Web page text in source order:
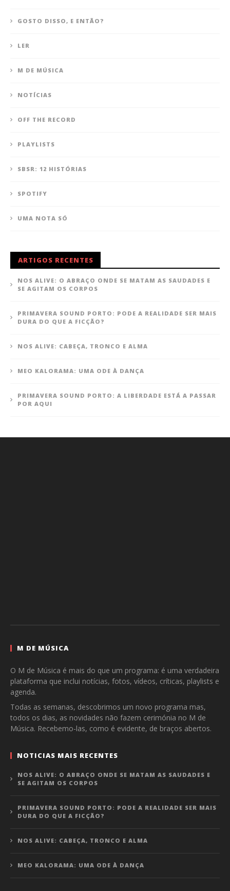
GOSTO DISSO, E ENTÃO?
LER
M DE MÚSICA
NOTÍCIAS
OFF THE RECORD
PLAYLISTS
SBSR: 12 HISTÓRIAS
SPOTIFY
UMA NOTA SÓ
ARTIGOS RECENTES
NOS ALIVE: O ABRAÇO ONDE SE MATAM AS SAUDADES E
SE AGITAM OS CORPOS
PRIMAVERA SOUND PORTO: PODE A REALIDADE SER MAIS
DURA DO QUE A FICÇÃO?
NOS ALIVE: CABEÇA, TRONCO E ALMA
MEO KALORAMA: UMA ODE À DANÇA
PRIMAVERA SOUND PORTO: A LIBERDADE ESTÁ A PASSAR
POR AQUI
M DE MÚSICA
O M de Música é mais do que um programa: é uma verdadeira
plataforma que inclui notícias, fotos, vídeos, críticas, playlists e
agenda.
Todas as semanas, descobrimos um novo programa mas,
todos os dias, as novidades não fazem cerimónia no M de
Música. Recebemo-las, como é evidente, de braços abertos.
NOTICIAS MAIS RECENTES
NOS ALIVE: O ABRAÇO ONDE SE MATAM AS SAUDADES E
SE AGITAM OS CORPOS
PRIMAVERA SOUND PORTO: PODE A REALIDADE SER MAIS
DURA DO QUE A FICÇÃO?
NOS ALIVE: CABEÇA, TRONCO E ALMA
MEO KALORAMA: UMA ODE À DANÇA